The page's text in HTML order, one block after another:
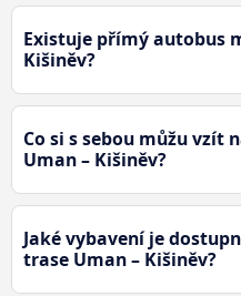
Existuje přímý autobus
Kišiněv?
Co si s sebou můžu vzít
Uman – Kišiněv?
Jaké vybavení je
trase Uman – Kišiněv?